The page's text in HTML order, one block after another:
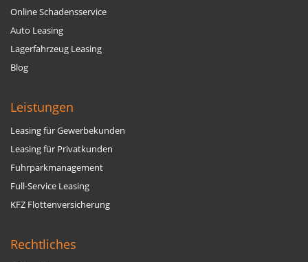
Online Schadensservice
Auto Leasing
Lagerfahrzeug Leasing
Blog
Leistungen
Leasing für Gewerbekunden
Leasing für Privatkunden
Fuhrparkmanagement
Full-Service Leasing
KFZ Flottenversicherung
Rechtliches